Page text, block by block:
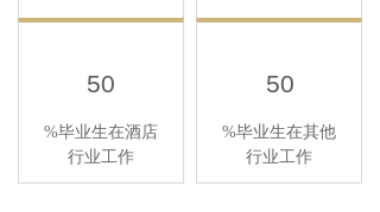
50
50
%毕业生在其他
行业工作
%毕业生在酒店
行业工作